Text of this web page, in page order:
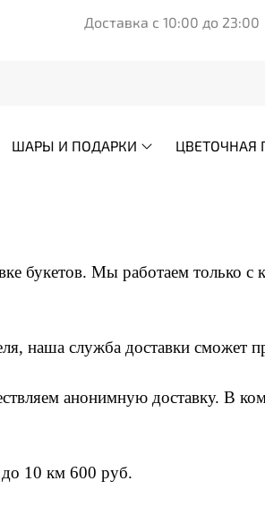
Доставка с 10:00 до 23:00
ШАРЫ И ПОДАРКИ ЦВЕТОЧНАЯ
букетов. Мы работаем только
наша служба доставки сможет
анонимную доставку. В
10 км 600 руб.